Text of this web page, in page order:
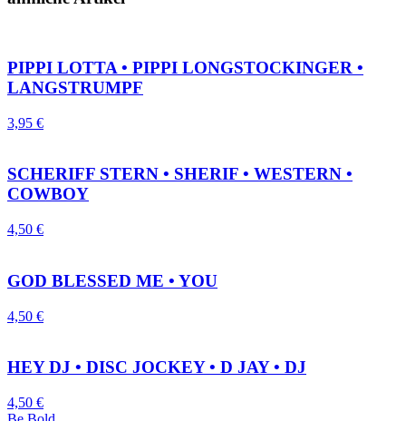
PIPPI LOTTA • PIPPI LONGSTOCKINGER •
LANGSTRUMPF
3,95 €
SCHERIFF STERN • SHERIF • WESTERN •
COWBOY
4,50 €
GOD BLESSED ME • YOU
4,50 €
HEY DJ • DISC JOCKEY • D JAY • DJ
4,50 €